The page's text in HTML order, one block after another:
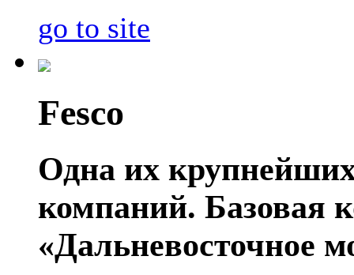
go to site
Fesco
Одна их
компаний. Базовая
«Дальневосточное